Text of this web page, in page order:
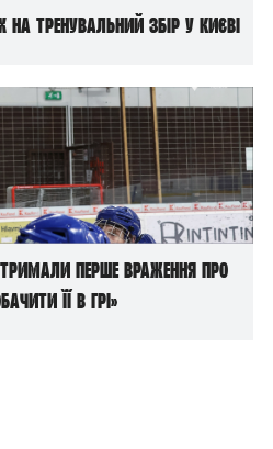
тренувальний збір у Києві
перше враження про
її в грі»